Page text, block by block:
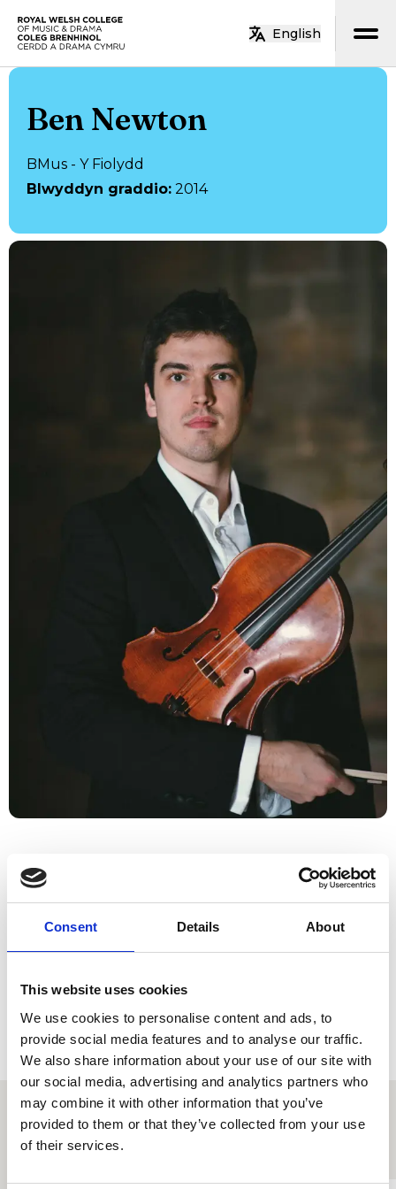
Consent Details About
This website uses cookies
We use cookies to personalise content and ads, to
provide social media features and to analyse our traffic.
We also share information about your use of our site with
our social media, advertising and analytics partners who
may combine it with other information that you’ve
provided to them or that they’ve collected from your use
of their services.
Neidio i’r prif gynnwys
English
Ben Newton
BMus - Y Fiolydd
Blwyddyn graddio: 2014
Bywgraffiad Byr
Mae gyrfa broffesiynol eang Ben yn amrywio o chwarae ar
Dante rhwng 2019 a 2021 ac mae bellach i’w weld yn
rheolaidd ar daith gyda Cherddorfa Siambr Mahler.
Proffiliau myfyrwyr eraill